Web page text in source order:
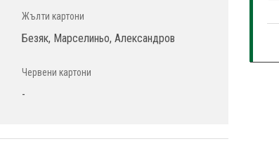
Жълти картони
Безяк, Марселиньо, Александров
Червени картони
-